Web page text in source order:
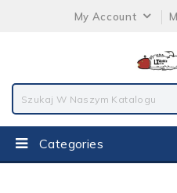
My Account
Categories